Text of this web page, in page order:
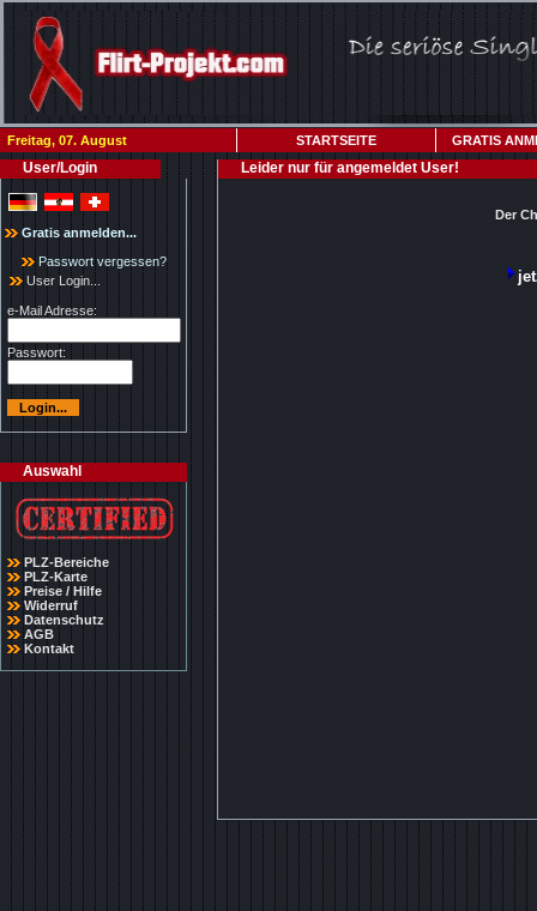
Freitag, 07. August STARTSEITE GRATIS
User/Login
Gratis anmelden...
Passwort vergessen?
User Login...
e-Mail Adresse:
Passwort:
Auswahl
PLZ-Bereiche
PLZ-Karte
Preise / Hilfe
Widerruf
Datenschutz
AGB
Kontakt
Leider nur für angemeldet User!
Der